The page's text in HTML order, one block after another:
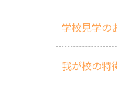
学校見学の
我が校の特